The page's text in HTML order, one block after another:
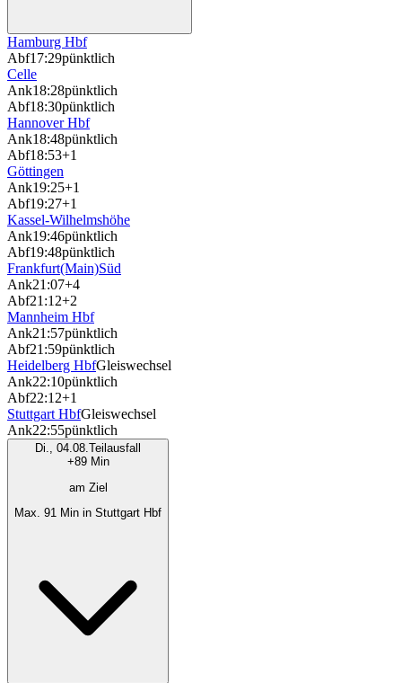
Hamburg Hbf
Abf17:29pünktlich
Celle
Ank18:28pünktlich
Abf18:30pünktlich
Hannover Hbf
Ank18:48pünktlich
Abf18:53+1
Göttingen
Ank19:25+1
Abf19:27+1
Kassel-Wilhelmshöhe
Ank19:46pünktlich
Abf19:48pünktlich
Frankfurt(Main)Süd
Ank21:07+4
Abf21:12+2
Mannheim Hbf
Ank21:57pünktlich
Abf21:59pünktlich
Heidelberg HbfGleiswechsel
Ank22:10pünktlich
Abf22:12+1
Stuttgart HbfGleiswechsel
Ank22:55pünktlich
Di., 04.08.Teilausfall
+89 Min
am Ziel
Max. 91 Min in Stuttgart Hbf